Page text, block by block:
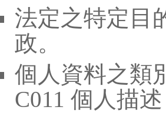
法定之特定目
政。
個人資料之類
C011 個人描述